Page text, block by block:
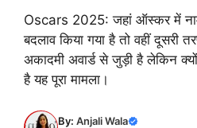
Oscars 2025: जहां ऑस्कर में
बदलाव किया गया है तो वहीं दूसरी
अकादमी अवार्ड से जुड़ी है लेकिन
है यह पूरा मामला।
By: Anjali Wala